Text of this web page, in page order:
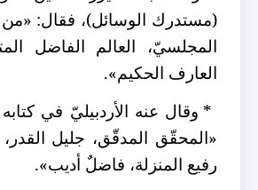
(مستدرك الوسائل)، فقال: «من
المجلسيّ، العالم الفاضل
العارف الحكيم».
* وقال عنه الأردبيليّ في
«المحقّق المدقّق، جليل
رفيع المنزلة، فاضلٌ أديب».